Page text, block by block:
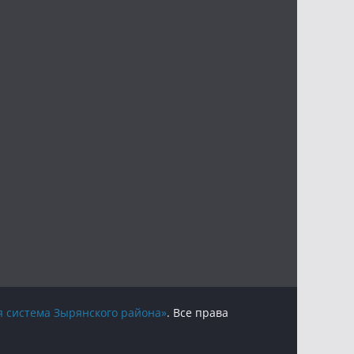
Зырянского района». Все права